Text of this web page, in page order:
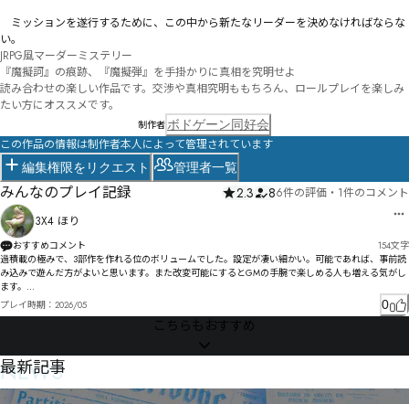
―――ミッションを遂行するために、この中から新たなリーダーを決めなければならな
い。
JRPG風マーダーミステリー
『魔擬訶』の痕跡、『魔擬弾』を手掛かりに真相を究明せよ
読み合わせの楽しい作品です。交渉や真相究明ももちろん、ロールプレイを楽しみ
たい方にオススメです。
制作者 ボドゲーン同好会
この作品の情報は制作者本人によって管理されています
編集権限をリクエスト 管理者一覧
みんなのプレイ記録 2.3 86件の評価 ・ 1件のコメント
3X4 ほり
おすすめコメント 154文字
過積載の極みで、3部作を作れる位のボリュームでした。設定が凄い細かい。可能であれば、事前読
み込みで遊んだ方がよいと思います。また改変可能にするとGMの手腕で楽しめる人も増える気がし
ます。
どんな作品でも楽しめる自信がある人にはいいかもしれません。私は楽しめませんでした。プレイ
ヤースキルが問われる気がします。
プレイ時期： 2026/05 0
こちらもおすすめ
NEWS
最新記事